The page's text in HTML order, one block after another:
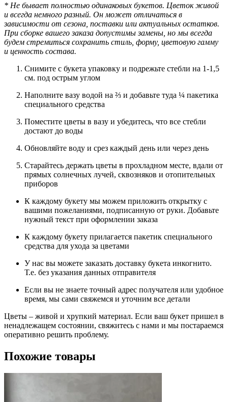
* Не бывает полностью одинаковых букетов. Цветок живой
и всегда немного разный. Он может отличаться в
зависимости от сезона, поставки или актуальных остатков.
При сборке вашего заказа допустимы замены, но мы всегда
будем стремиться сохранить стиль, форму, цветовую гамму
и ценность состава.
Снимите с букета упаковку и подрежьте стебли на 1-1,5
см. под острым углом
Наполните вазу водой на ⅔ и добавьте туда ¼ пакетика
специального средства
Поместите цветы в вазу и убедитесь, что все стебли
достают до воды
Обновляйте воду и срез каждый день или через день
Старайтесь держать цветы в прохладном месте, вдали от
прямых солнечных лучей, сквозняков и отопительных
приборов
К каждому букету мы можем приложить открытку с
вашими пожеланиями, подписанную от руки. Добавьте
нужный текст при оформлении заказа
К каждому букету прилагается пакетик специального
средства для ухода за цветами
У нас вы можете заказать доставку букета инкогнито.
Т.е. без указания данных отправителя
Если вы не знаете точный адрес получателя или удобное
время, мы сами свяжемся и уточним все детали
Цветы – живой и хрупкий материал. Если ваш букет пришел в
ненадлежащем состоянии, свяжитесь с нами и мы постараемся
оперативно решить проблему.
Похожие товары